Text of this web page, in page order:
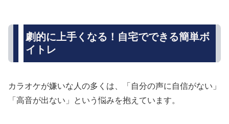
劇的に上手くなる！自宅でできる簡単ボ
イトレ
カラオケが嫌いな人の多くは、「自分の声に自信がない」
「高音が出ない」という悩みを抱えています。